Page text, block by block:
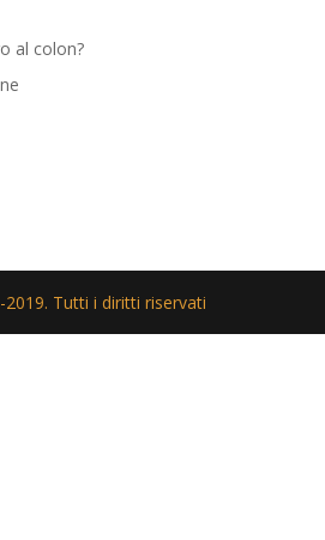
al colon?
2019. Tutti i diritti riservati